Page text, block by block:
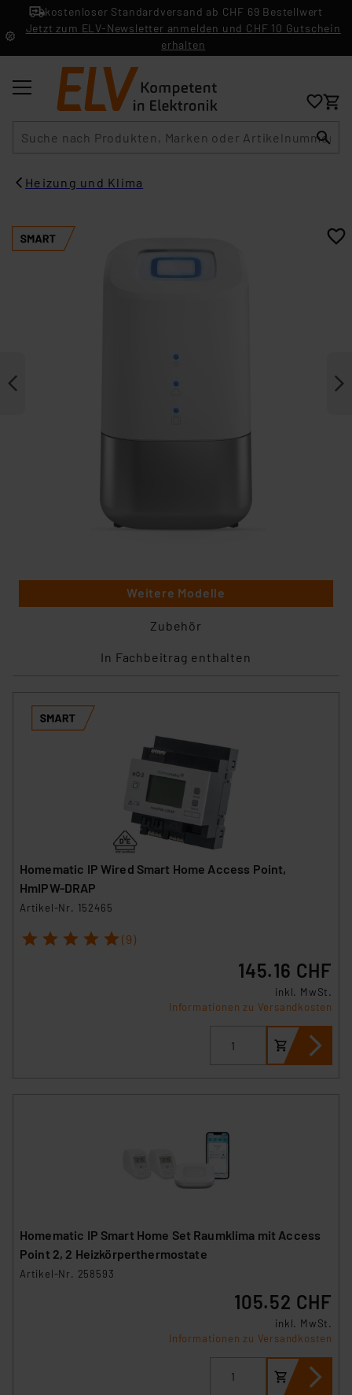
kostenloser Standardversand ab CHF 69 Bestellwert
Jetzt zum ELV-Newsletter anmelden und CHF 10 Gutschein
erhalten
Heizung und Klima
Weitere Modelle
Zubehör
In Fachbeitrag enthalten
Homematic IP Wired Smart Home Access Point,
HmIPW-DRAP
Artikel-Nr. 152465
1 2 3 4 5 (9)
145.16 CHF
inkl. MwSt.
Informationen zu Versandkosten
Homematic IP Smart Home Set Raumklima mit Access
Point 2, 2 Heizkörperthermostate
Artikel-Nr. 258593
105.52 CHF
inkl. MwSt.
Informationen zu Versandkosten